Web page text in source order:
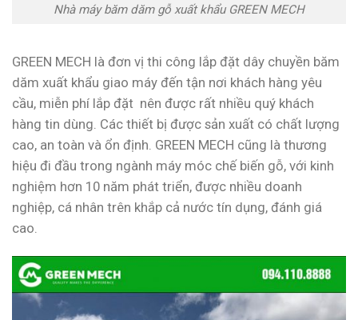
Nhà máy băm dăm gỗ xuất khẩu GREEN MECH
GREEN MECH là đơn vị thi công lắp đặt dây chuyền băm
dăm xuất khẩu giao máy đến tận nơi khách hàng yêu
cầu, miễn phí lắp đặt nên được rất nhiều quý khách
hàng tin dùng. Các thiết bị được sản xuất có chất lượng
cao, an toàn và ổn định. GREEN MECH cũng là thương
hiệu đi đầu trong ngành máy móc chế biến gỗ, với kinh
nghiệm hơn 10 năm phát triển, được nhiều doanh
nghiệp, cá nhân trên khắp cả nước tín dụng, đánh giá
cao.